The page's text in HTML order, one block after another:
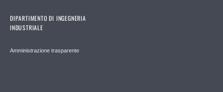
DIPARTIMENTO DI INGEGNERIA
INDUSTRIALE
Amministrazione trasparente